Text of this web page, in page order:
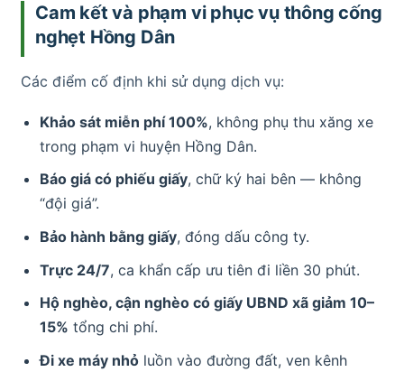
Cam kết và phạm vi phục vụ thông cống
nghẹt Hồng Dân
Các điểm cố định khi sử dụng dịch vụ:
Khảo sát miễn phí 100%, không phụ thu xăng xe
trong phạm vi huyện Hồng Dân.
Báo giá có phiếu giấy, chữ ký hai bên — không
“đội giá”.
Bảo hành bằng giấy, đóng dấu công ty.
Trực 24/7, ca khẩn cấp ưu tiên đi liền 30 phút.
Hộ nghèo, cận nghèo có giấy UBND xã giảm 10–
15% tổng chi phí.
Đi xe máy nhỏluồn vào đường đất, ven kênh